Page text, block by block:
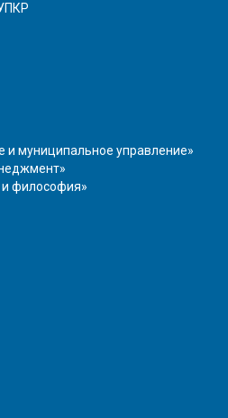
и муниципальное управление»
философия»